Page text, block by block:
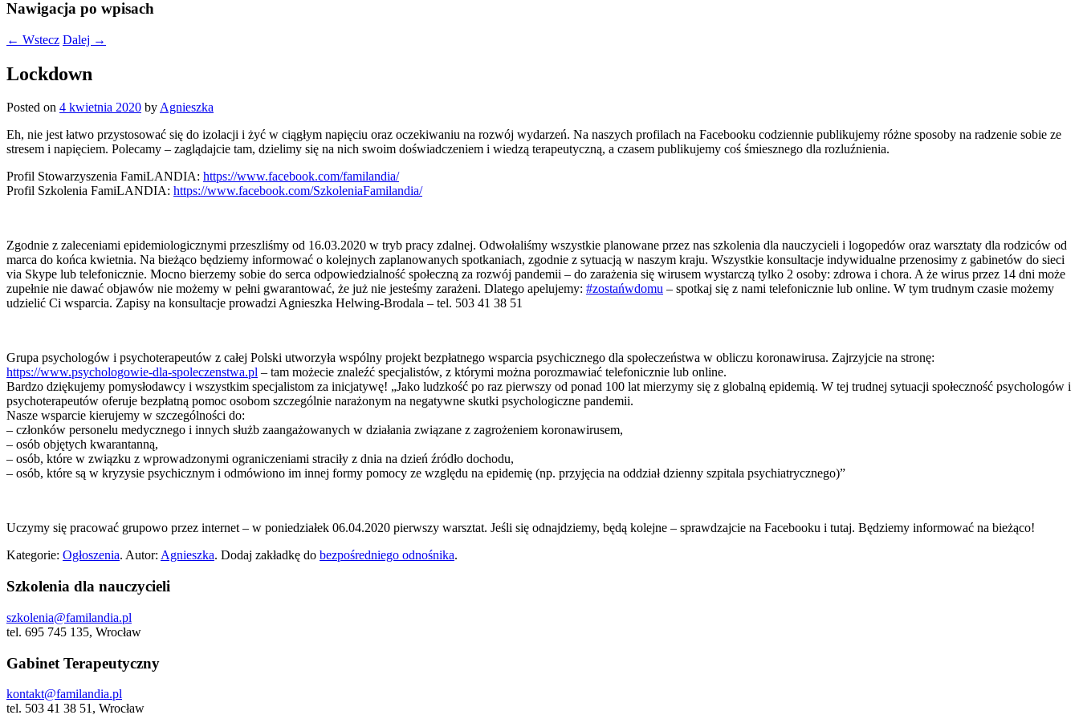
Nawigacja po wpisach
← Wstecz Dalej →
Lockdown
Posted on 4 kwietnia 2020 byAgnieszka
Eh, nie jest łatwo przystosować się do izolacji i żyć w ciągłym napięciu oraz oczekiwaniu na rozwój wydarzeń. Na naszych profilach na Facebooku codziennie publikujemy różne sposoby na radzenie sobie ze
stresem i napięciem. Polecamy – zaglądajcie tam, dzielimy się na nich swoim doświadczeniem i wiedzą terapeutyczną, a czasem publikujemy coś śmiesznego dla rozluźnienia.
Profil Stowarzyszenia FamiLANDIA: https://www.facebook.com/familandia/
Profil Szkolenia FamiLANDIA: https://www.facebook.com/SzkoleniaFamilandia/
Zgodnie z zaleceniami epidemiologicznymi przeszliśmy od 16.03.2020 w tryb pracy zdalnej. Odwołaliśmy wszystkie planowane przez nas szkolenia dla nauczycieli i logopedów oraz warsztaty dla rodziców od
marca do końca kwietnia. Na bieżąco będziemy informować o kolejnych zaplanowanych spotkaniach, zgodnie z sytuacją w naszym kraju. Wszystkie konsultacje indywidualne przenosimy z gabinetów do sieci
via Skype lub telefonicznie. Mocno bierzemy sobie do serca odpowiedzialność społeczną za rozwój pandemii – do zarażenia się wirusem wystarczą tylko 2 osoby: zdrowa i chora. A że wirus przez 14 dni może
zupełnie nie dawać objawów nie możemy w pełni gwarantować, że już nie jesteśmy zarażeni. Dlatego apelujemy: #zostańwdomu – spotkaj się z nami telefonicznie lub online. W tym trudnym czasie możemy
udzielić Ci wsparcia. Zapisy na konsultacje prowadzi Agnieszka Helwing-Brodala – tel. 503 41 38 51
Grupa psychologów i psychoterapeutów z całej Polski utworzyła wspólny projekt bezpłatnego wsparcia psychicznego dla społeczeństwa w obliczu koronawirusa. Zajrzyjcie na stronę:
https://www.psychologowie-dla-spoleczenstwa.pl – tam możecie znaleźć specjalistów, z którymi można porozmawiać telefonicznie lub online.
Bardzo dziękujemy pomysłodawcy i wszystkim specjalistom za inicjatywę! „Jako ludzkość po raz pierwszy od ponad 100 lat mierzymy się z globalną epidemią. W tej trudnej sytuacji społeczność psychologów i
psychoterapeutów oferuje bezpłatną pomoc osobom szczególnie narażonym na negatywne skutki psychologiczne pandemii.
Nasze wsparcie kierujemy w szczególności do:
– członków personelu medycznego i innych służb zaangażowanych w działania związane z zagrożeniem koronawirusem,
– osób objętych kwarantanną,
– osób, które w związku z wprowadzonymi ograniczeniami straciły z dnia na dzień źródło dochodu,
– osób, które są w kryzysie psychicznym i odmówiono im innej formy pomocy ze względu na epidemię (np. przyjęcia na oddział dzienny szpitala psychiatrycznego)”
Uczymy się pracować grupowo przez internet – w poniedziałek 06.04.2020 pierwszy warsztat. Jeśli się odnajdziemy, będą kolejne – sprawdzajcie na Facebooku i tutaj. Będziemy informować na bieżąco!
Kategorie: Ogłoszenia. Autor: Agnieszka. Dodaj zakładkę do bezpośredniego odnośnika.
Szkolenia dla nauczycieli
szkolenia@familandia.pl
tel. 695 745 135, Wrocław
Gabinet Terapeutyczny
kontakt@familandia.pl
tel. 503 41 38 51, Wrocław